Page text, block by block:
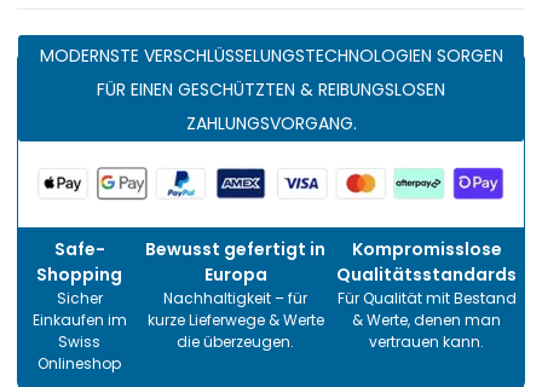
MODERNSTE VERSCHLÜSSELUNGSTECHNOLOGIEN SORGEN
FÜR EINEN GESCHÜTZTEN & REIBUNGSLOSEN
ZAHLUNGSVORGANG.
Safe-
Shopping
Sicher
Einkaufen im
Swiss
Onlineshop
Bewusst gefertigt in
Europa
Nachhaltigkeit – für
kurze Lieferwege & Werte
die überzeugen.
Kompromisslose
Qualitätsstandards
Für Qualität mit Bestand
& Werte, denen man
vertrauen kann.